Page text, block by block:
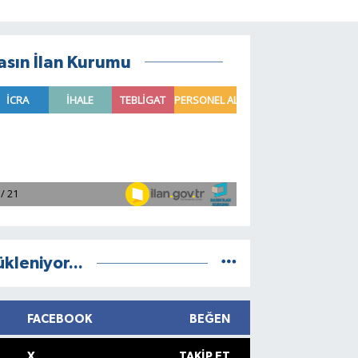
İlan Kurumu
FACEBOOK BEĞEN